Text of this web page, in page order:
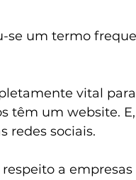
se um termo
vital
têm um website.
redes sociais.
a